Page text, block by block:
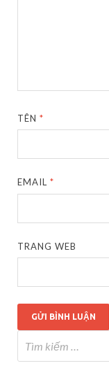
TÊN*
EMAIL*
TRANG WEB